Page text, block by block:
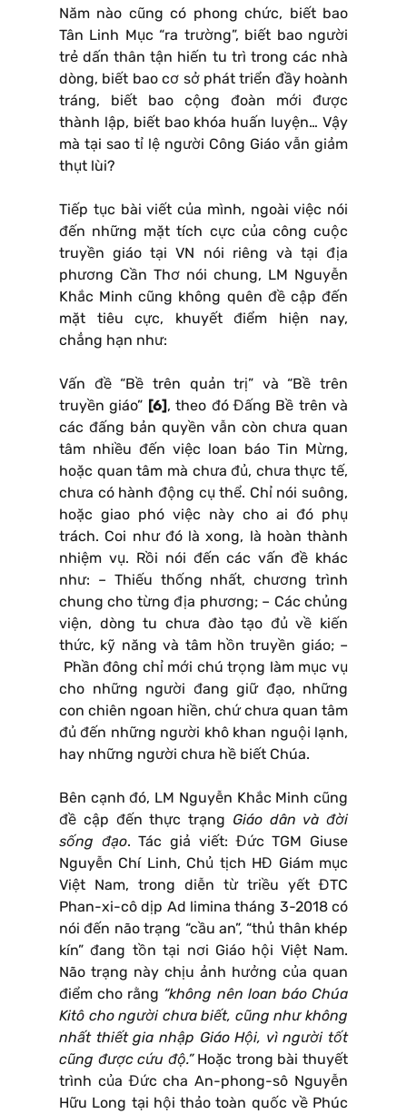
Năm nào cũng có phong chức, biết bao
Tân Linh Mục “ra trường”, biết bao người
trẻ dấn thân tận hiến tu trì trong các nhà
dòng, biết bao cơ sở phát triển đầy hoành
tráng, biết bao cộng đoàn mới được
thành lập, biết bao khóa huấn luyện… Vậy
mà tại sao tỉ lệ người Công Giáo vẫn giảm
thụt lùi?
Tiếp tục bài viết của mình, ngoài việc nói
đến những mặt tích cực của công cuộc
truyền giáo tại VN nói riêng và tại địa
phương Cần Thơ nói chung, LM Nguyễn
Khắc Minh cũng không quên đề cập đến
mặt tiêu cực, khuyết điểm hiện nay,
chẳng hạn như:
Vấn đề “Bề trên quản trị” và “Bề trên
truyền giáo” [6], theo đó Đấng Bề trên và
các đấng bản quyền vẫn còn chưa quan
tâm nhiều đến việc loan báo Tin Mừng,
hoặc quan tâm mà chưa đủ, chưa thực tế,
chưa có hành động cụ thể. Chỉ nói suông,
hoặc giao phó việc này cho ai đó phụ
trách. Coi như đó là xong, là hoàn thành
nhiệm vụ. Rồi nói đến các vấn đề khác
như: – Thiếu thống nhất, chương trình
chung cho từng địa phương; – Các chủng
viện, dòng tu chưa đào tạo đủ về kiến
thức, kỹ năng và tâm hồn truyền giáo; –
Phần đông chỉ mới chú trọng làm mục vụ
cho những người đang giữ đạo, những
con chiên ngoan hiền, chứ chưa quan tâm
đủ đến những người khô khan nguội lạnh,
hay những người chưa hề biết Chúa.
Bên cạnh đó, LM Nguyễn Khắc Minh cũng
đề cập đến thực trạng Giáo dân và đời
sống đạo. Tác giả viết: Đức TGM Giuse
Nguyễn Chí Linh, Chủ tịch HĐ Giám mục
Việt Nam, trong diễn từ triều yết ĐTC
Phan-xi-cô dịp Ad limina tháng 3-2018 có
nói đến não trạng “cầu an”, “thủ thân khép
kín” đang tồn tại nơi Giáo hội Việt Nam.
Não trạng này chịu ảnh hưởng của quan
điểm cho rằng “không nên loan báo Chúa
Kitô cho người chưa biết, cũng như không
nhất thiết gia nhập Giáo Hội, vì người tốt
cũng được cứu độ.”Hoặc trong bài thuyết
trình của Đức cha An-phong-sô Nguyễn
Hữu Long tại hội thảo toàn quốc về Phúc